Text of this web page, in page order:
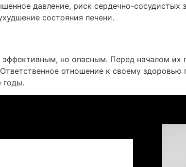
давление, риск сердечно-сосудистых
состояния печени.
но опасным. Перед началом их
отношение к своему
годы.